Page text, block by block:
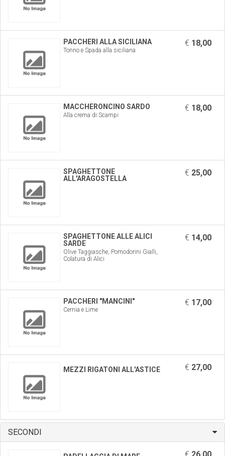
PACCHERI ALLA SICILIANA
Tonno e Spada alla siciliana
€ 18,00
MACCHERONCINO SARDO
Alla crema di Scampi
€ 18,00
SPAGHETTONE
ALL'ARAGOSTELLA
€ 25,00
SPAGHETTONE ALLE ALICI
SARDE
Olive Taggiasche, Pomodorini Gialli,
Colatura di Alici
€ 14,00
PACCHERI "MANCINI"
Cernia e Lime
€ 17,00
MEZZI RIGATONI ALL'ASTICE € 27,00
SECONDI